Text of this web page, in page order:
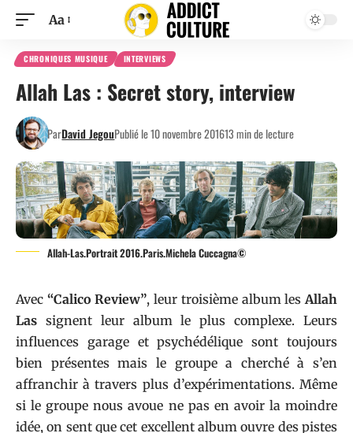
Aa
CHRONIQUES MUSIQUE INTERVIEWS
Allah Las : Secret story, interview
ParDavid JegouPublié le 10 novembre 201613 min de lecture
Allah-Las.Portrait 2016.Paris.Michela Cuccagna©
Avec “Calico Review”, leur troisième album lesAllah
Las signent leur album le plus complexe. Leurs
influences garage et psychédélique sont toujours
bien présentes mais le groupe a cherché à s’en
affranchir à travers plus d’expérimentations. Même
si le groupe nous avoue ne pas en avoir la moindre
idée, on sent que cet excellent album ouvre des pistes